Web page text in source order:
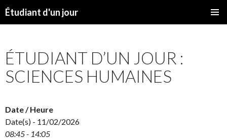
Étudiant d'un jour
ÉTUDIANT D’UN JOUR :
SCIENCES HUMAINES
Date / Heure
Date(s) - 11/02/2026
08:45 - 14:05